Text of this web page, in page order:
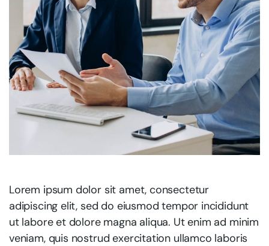
Lorem ipsum dolor sit amet, consectetur
adipiscing elit, sed do eiusmod tempor incididunt
ut labore et dolore magna aliqua. Ut enim ad minim
veniam, quis nostrud exercitation ullamco laboris